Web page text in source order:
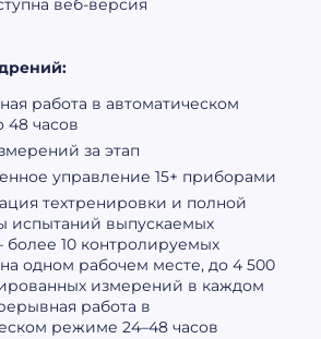
веб-версия
работа в автоматическом
часов
за этап
управление 15+ приборами
техтренировки и полной
испытаний выпускаемых
10 контролируемых
одном рабочем месте, до 4 500
измерений в каждом
работа в
режиме 24–48 часов